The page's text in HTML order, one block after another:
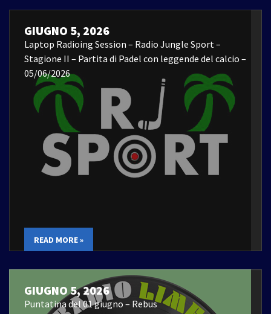
GIUGNO 5, 2026
Laptop Radioing Session – Radio Jungle Sport –
Stagione II – Partita di Padel con leggende del calcio –
05/06/2026
READ MORE »
GIUGNO 5, 2026
Puntatina del 01 giugno – Rebus